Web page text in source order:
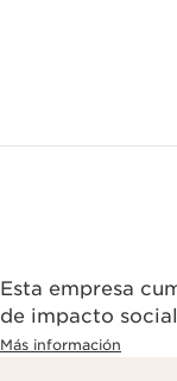
Esta empresa
de impacto
Más información